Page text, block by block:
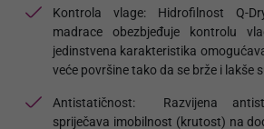
Kontrola vlage: Hidrofilnost Q-
madrace obezbjeđuje kontrolu
jedinstvena karakteristika
veće površine tako da se brže i lakše
Antistatičnost: Razvijena
spriječava imobilnost (krutost) na